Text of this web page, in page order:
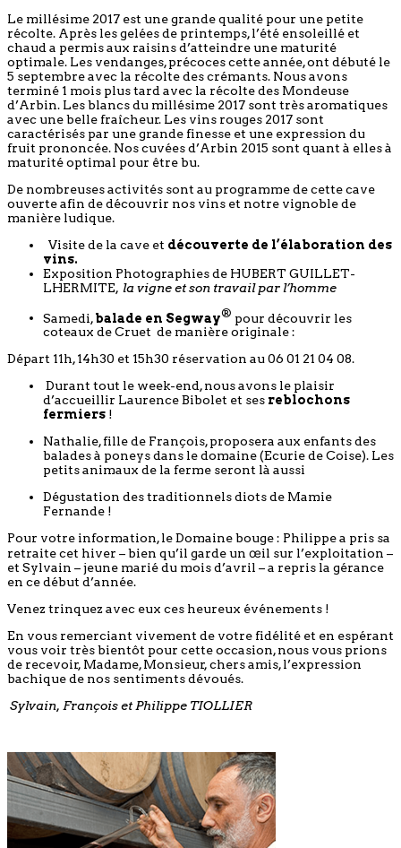
Le millésime 2017 est une grande qualité pour une petite
récolte. Après les gelées de printemps, l’été ensoleillé et
chaud a permis aux raisins d’atteindre une maturité
optimale. Les vendanges, précoces cette année, ont débuté le
5 septembre avec la récolte des crémants. Nous avons
terminé 1 mois plus tard avec la récolte des Mondeuse
d’Arbin. Les blancs du millésime 2017 sont très aromatiques
avec une belle fraîcheur. Les vins rouges 2017 sont
caractérisés par une grande finesse et une expression du
fruit prononcée. Nos cuvées d’Arbin 2015 sont quant à elles à
maturité optimal pour être bu.
De nombreuses activités sont au programme de cette cave
ouverte afin de découvrir nos vins et notre vignoble de
manière ludique.
Visite de la cave et découverte de l’élaboration des
vins.
Exposition Photographies de HUBERT GUILLET-
LHERMITE, la vigne et son travail par l’homme
Samedi,balade en Segway® pour découvrir les
coteaux de Cruet de manière originale :
Départ 11h, 14h30 et 15h30 réservation au 06 01 21 04 08.
Durant tout le week-end, nous avons le plaisir
d’accueillir Laurence Bibolet et ses reblochons
fermiers !
Nathalie, fille de François, proposera aux enfants des
balades à poneys dans le domaine (Ecurie de Coise). Les
petits animaux de la ferme seront là aussi
Dégustation des traditionnels diots de Mamie
Fernande !
Pour votre information, le Domaine bouge : Philippe a pris sa
retraite cet hiver – bien qu’il garde un œil sur l’exploitation –
et Sylvain – jeune marié du mois d’avril – a repris la gérance
en ce début d’année.
Venez trinquez avec eux ces heureux événements !
En vous remerciant vivement de votre fidélité et en espérant
vous voir très bientôt pour cette occasion, nous vous prions
de recevoir, Madame, Monsieur, chers amis, l’expression
bachique de nos sentiments dévoués.
Sylvain, François et Philippe TIOLLIER